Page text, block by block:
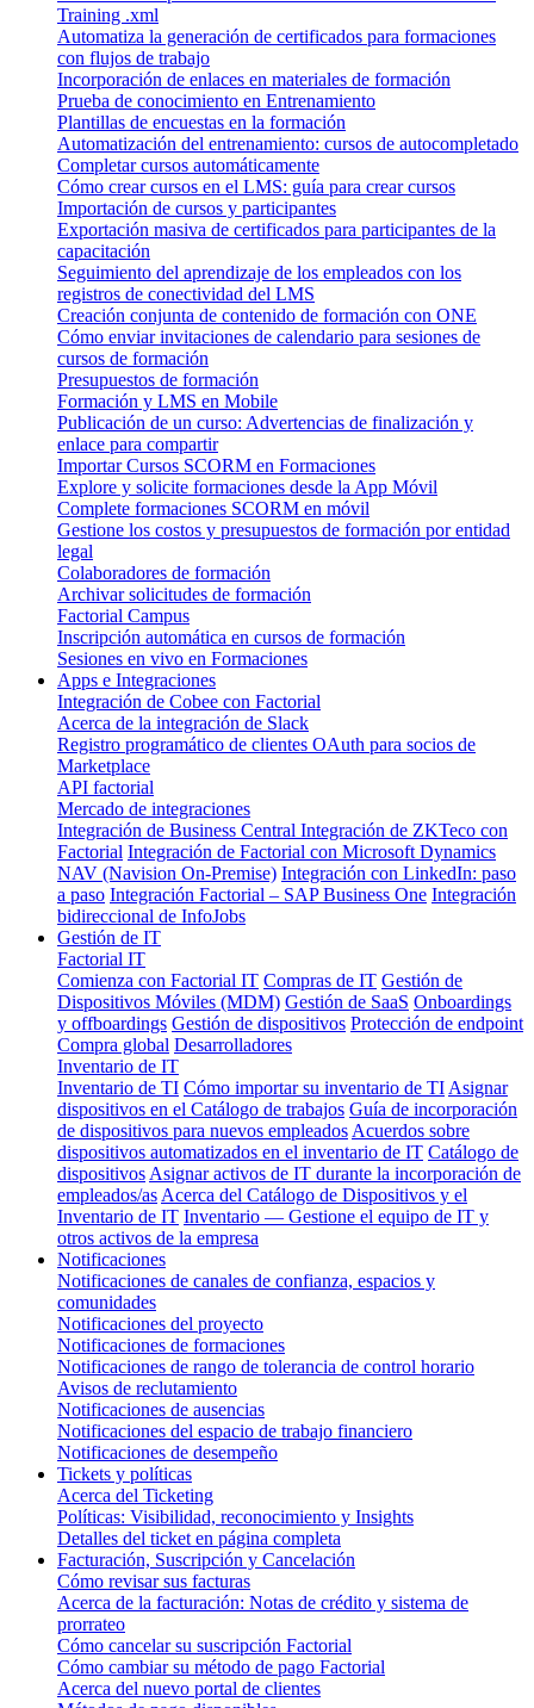
Training .xml
Automatiza la generación de certificados para formaciones
con flujos de trabajo
Incorporación de enlaces en materiales de formación
Prueba de conocimiento en Entrenamiento
Plantillas de encuestas en la formación
Automatización del entrenamiento: cursos de autocompletado
Completar cursos automáticamente
Cómo crear cursos en el LMS: guía para crear cursos
Importación de cursos y participantes
Exportación masiva de certificados para participantes de la
capacitación
Seguimiento del aprendizaje de los empleados con los
registros de conectividad del LMS
Creación conjunta de contenido de formación con ONE
Cómo enviar invitaciones de calendario para sesiones de
cursos de formación
Presupuestos de formación
Formación y LMS en Mobile
Publicación de un curso: Advertencias de finalización y
enlace para compartir
Importar Cursos SCORM en Formaciones
Explore y solicite formaciones desde la App Móvil
Complete formaciones SCORM en móvil
Gestione los costos y presupuestos de formación por entidad
legal
Colaboradores de formación
Archivar solicitudes de formación
Factorial Campus
Inscripción automática en cursos de formación
Sesiones en vivo en Formaciones
Apps e Integraciones
Integración de Cobee con Factorial
Acerca de la integración de Slack
Registro programático de clientes OAuth para socios de
Marketplace
API factorial
Mercado de integraciones
Integración de Business Central Integración de ZKTeco con
Factorial Integración de Factorial con Microsoft Dynamics
NAV (Navision On-Premise) Integración con LinkedIn: paso
a paso Integración Factorial – SAP Business One Integración
bidireccional de InfoJobs
Gestión de IT
Factorial IT
Comienza con Factorial IT Compras de IT Gestión de
Dispositivos Móviles (MDM) Gestión de SaaS Onboardings
y offboardings Gestión de dispositivos Protección de endpoint
Compra global Desarrolladores
Inventario de IT
Inventario de TI Cómo importar su inventario de TI Asignar
dispositivos en el Catálogo de trabajos Guía de incorporación
de dispositivos para nuevos empleados Acuerdos sobre
dispositivos automatizados en el inventario de IT Catálogo de
dispositivos Asignar activos de IT durante la incorporación de
empleados/as Acerca del Catálogo de Dispositivos y el
Inventario de IT Inventario — Gestione el equipo de IT y
otros activos de la empresa
Notificaciones
Notificaciones de canales de confianza, espacios y
comunidades
Notificaciones del proyecto
Notificaciones de formaciones
Notificaciones de rango de tolerancia de control horario
Avisos de reclutamiento
Notificaciones de ausencias
Notificaciones del espacio de trabajo financiero
Notificaciones de desempeño
Tickets y políticas
Acerca del Ticketing
Políticas: Visibilidad, reconocimiento y Insights
Detalles del ticket en página completa
Facturación, Suscripción y Cancelación
Cómo revisar sus facturas
Acerca de la facturación: Notas de crédito y sistema de
prorrateo
Cómo cancelar su suscripción Factorial
Cómo cambiar su método de pago Factorial
Acerca del nuevo portal de clientes